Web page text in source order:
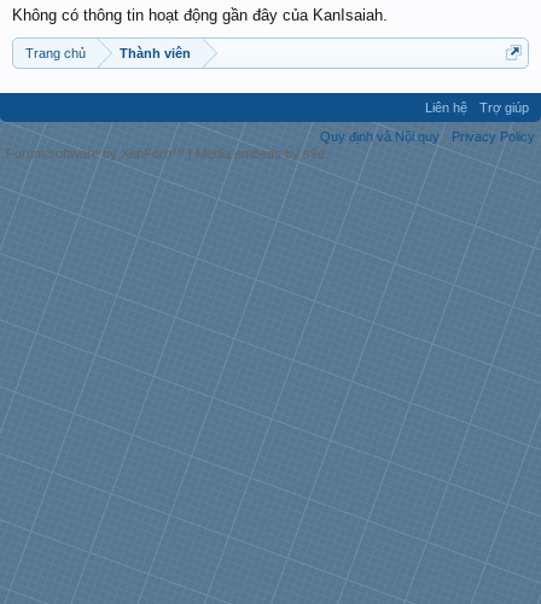
Không có thông tin hoạt động gần đây của KanIsaiah.
Trang chủ Thành viên
Liên hệ
Trợ giúp
Quy định và Nội quy
Privacy Policy
Forum software by XenForo™ | Media embeds by s9e